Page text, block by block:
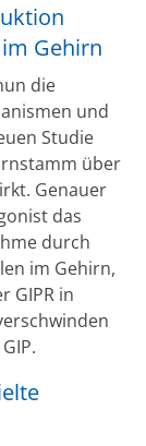
Gehirn
die
und
Studie
über
Genauer
das
durch
im Gehirn,
GIPR in